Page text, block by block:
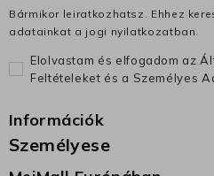
Bármikor leiratkozhatsz. Ehhez
adatainkat a jogi nyilatkozatban.
Elolvastam és elfogadom az
Feltételeket és a Személyes
Információk
Személyese